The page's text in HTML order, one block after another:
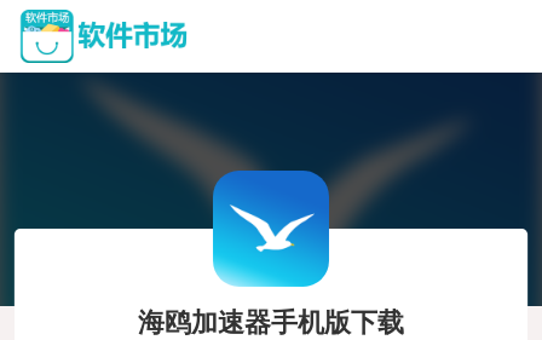
海鸥加速器手机版下载